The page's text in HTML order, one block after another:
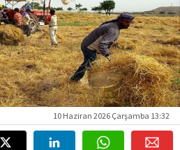
10 Haziran 2026 Çarşamba 13:32